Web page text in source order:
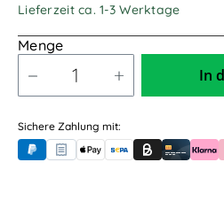
Lieferzeit ca. 1-3 Werktage
Menge
In
Sichere Zahlung mit:
PayPalRechnungskauf (für
Apple PayBanküberweisung